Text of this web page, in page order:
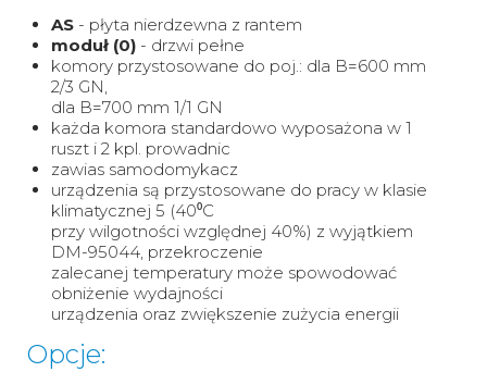
AS- płyta nierdzewna z rantem
moduł (0)- drzwi pełne
komory przystosowane do poj.: dla B=600 mm
2/3 GN,
dla B=700 mm 1/1 GN
każda komora standardowo wyposażona w 1
ruszt i 2 kpl. prowadnic
zawias samodomykacz
urządzenia są przystosowane do pracy w klasie
klimatycznej 5 (40⁰C
przy wilgotności względnej 40%) z wyjątkiem
DM-95044, przekroczenie
zalecanej temperatury może spowodować
obniżenie wydajności
urządzenia oraz zwiększenie zużycia energii
Opcje: